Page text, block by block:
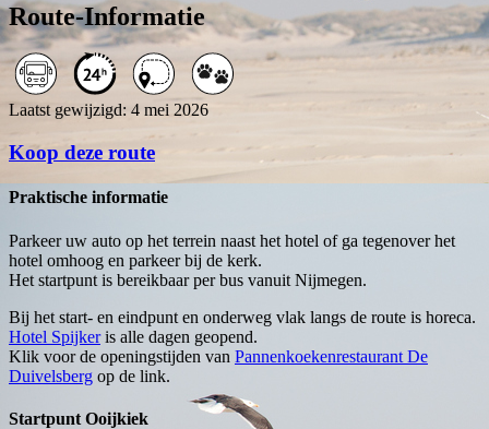
Route-Informatie
Laatst gewijzigd: 4 mei 2026
Koop deze route
Praktische informatie
Parkeer uw auto op het terrein naast het hotel of ga tegenover het
hotel omhoog en parkeer bij de kerk.
Het startpunt is bereikbaar per bus vanuit Nijmegen.
Bij het start- en eindpunt en onderweg vlak langs de route is horeca.
Hotel Spijkeris alle dagen geopend.
Klik voor de openingstijden van Pannenkoekenrestaurant De
Duivelsberg op de link.
Startpunt Ooijkiek